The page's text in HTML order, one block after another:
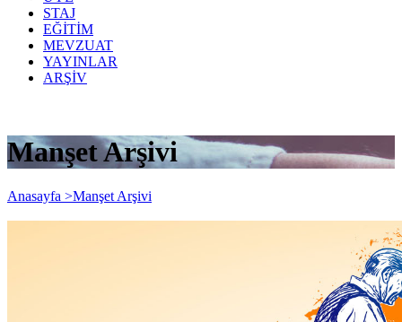
STAJ
EĞİTİM
MEVZUAT
YAYINLAR
ARŞİV
Manşet Arşivi
Anasayfa >Manşet Arşivi